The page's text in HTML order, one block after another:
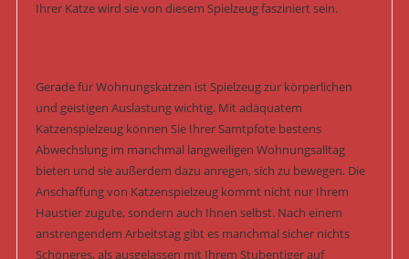
Ihrer Katze wird sie von diesem Spielzeug fasziniert sein.
Gerade für Wohnungskatzen ist Spielzeug zur körperlichen
und geistigen Auslastung wichtig. Mit adäquatem
Katzenspielzeug können Sie Ihrer Samtpfote bestens
Abwechslung im manchmal langweiligen Wohnungsalltag
bieten und sie außerdem dazu anregen, sich zu bewegen. Die
Anschaffung von Katzenspielzeug kommt nicht nur Ihrem
Haustier zugute, sondern auch Ihnen selbst. Nach einem
anstrengendem Arbeitstag gibt es manchmal sicher nichts
Schöneres, als ausgelassen mit Ihrem Stubentiger auf